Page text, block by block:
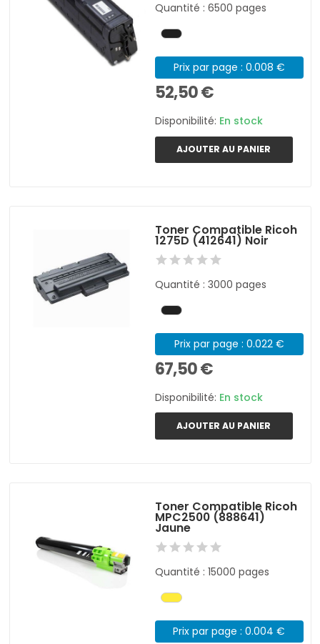
Quantité : 6500 pages
Prix par page : 0.008 €
52,50 €
Disponibilité: En stock
AJOUTER AU PANIER
Toner Compatible Ricoh
1275D (412641) Noir
Quantité : 3000 pages
Prix par page : 0.022 €
67,50 €
Disponibilité: En stock
AJOUTER AU PANIER
Toner Compatible Ricoh
MPC2500 (888641)
Jaune
Quantité : 15000 pages
Prix par page : 0.004 €